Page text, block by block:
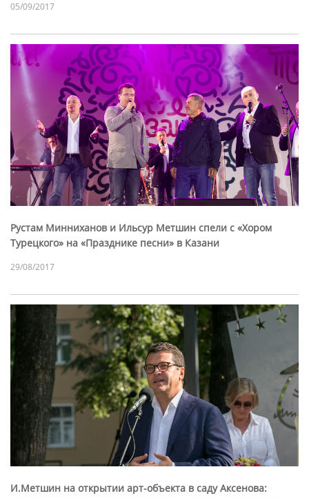
05/09/2017
Рустам Минниханов и Ильсур Метшин спели с «Хором
Турецкого» на «Празднике песни» в Казани
29/08/2017
И.Метшин на открытии арт-объекта в саду Аксенова: